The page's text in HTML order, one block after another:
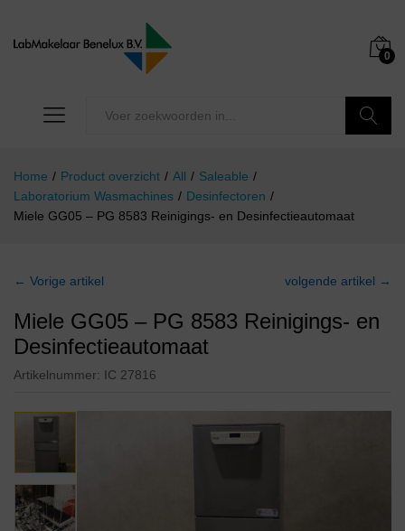
0
Home / Product overzicht / All / Saleable /
Laboratorium Wasmachines / Desinfectoren /
Miele GG05 – PG 8583 Reinigings- en Desinfectieautomaat
← Vorige artikel volgende artikel →
Miele GG05 – PG 8583 Reinigings- en
Desinfectieautomaat
Artikelnummer: IC 27816